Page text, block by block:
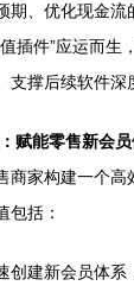
期、优化现金
插件”应运而生
撑后续软件深
赋能零售新会
商家构建一个
包括：
创建新会员体